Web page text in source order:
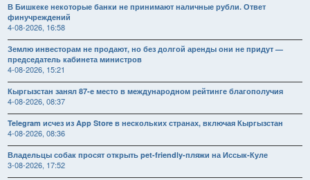
В Бишкеке некоторые банки не принимают наличные рубли. Ответ
финучреждений
4-08-2026, 16:58
Землю инвесторам не продают, но без долгой аренды они не придут —
председатель кабинета министров
4-08-2026, 15:21
Кыргызстан занял 87-е место в международном рейтинге благополучия
4-08-2026, 08:37
Telegram исчез из App Store в нескольких странах, включая Кыргызстан
4-08-2026, 08:36
Владельцы собак просят открыть pet-friendly-пляжи на Иссык-Куле
3-08-2026, 17:52